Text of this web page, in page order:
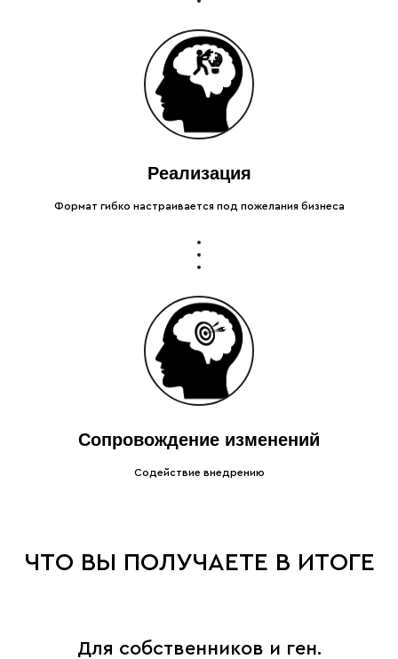
Реализация
Формат гибко настраивается под пожелания бизнеса
Сопровождение изменений
Содействие внедрению
ЧТО ВЫ ПОЛУЧАЕТЕ В ИТОГЕ
Для собственников и ген.